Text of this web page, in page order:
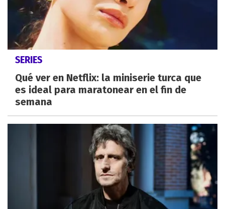
SERIES
Qué ver en Netflix: la miniserie turca que
es ideal para maratonear en el fin de
semana